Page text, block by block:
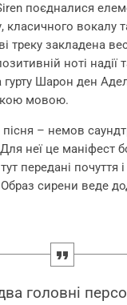
поєдналися
вокалу
треку закладена
ноті надії
гурту Шарон ден
мовою.
– немов
неї це маніфест
передані почуття
сирени веде
два головні